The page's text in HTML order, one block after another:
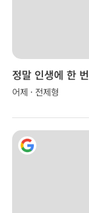
정말 인생에 한
어제 · 전제형